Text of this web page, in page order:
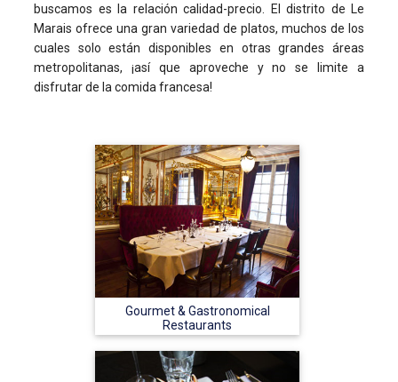
buscamos es la relación calidad-precio. El distrito de Le
Marais ofrece una gran variedad de platos, muchos de los
cuales solo están disponibles en otras grandes áreas
metropolitanas, ¡así que aproveche y no se limite a
disfrutar de la comida francesa!
Gourmet & Gastronomical
Restaurants